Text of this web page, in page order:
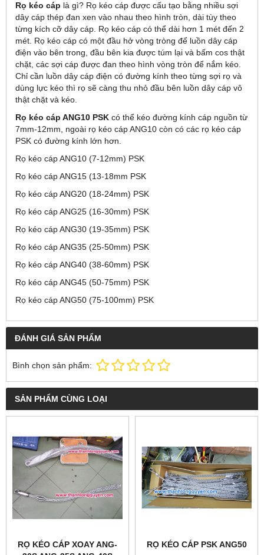
Rọ kéo cáp là gì? Rọ kéo cáp được cấu tạo bằng nhiều sợi
dây cáp thép đan xen vào nhau theo hình tròn, dài tùy theo
từng kích cỡ dây cáp. Rọ kéo cáp có thể dài hơn 1 mét đến 2
mét. Rọ kéo cáp có một đầu hở vòng tròng để luồn dây cáp
điện vào bên trong, đầu bên kia được túm lại và bấm cos thật
chặt, các sợi cáp được đan theo hình vòng tròn để nắm kéo.
Chỉ cần luồn dây cáp điện có đường kính theo từng sợi rọ và
dùng lực kéo thì rọ sẽ càng thu nhỏ đầu bên luồn dây cáp vô
thật chặt và kéo.
Rọ kéo cáp ANG10 PSK có thể kéo đường kính cáp nguồn từ
7mm-12mm, ngoài rọ kéo cáp ANG10 còn có các rọ kéo cáp
PSK có đường kính lớn hơn.
Rọ kéo cáp ANG10 (7-12mm) PSK
Rọ kéo cáp ANG15 (13-18mm PSK
Rọ kéo cáp ANG20 (18-24mm) PSK
Rọ kéo cáp ANG25 (16-30mm) PSK
Rọ kéo cáp ANG30 (19-35mm) PSK
Rọ kéo cáp ANG35 (25-50mm) PSK
Rọ kéo cáp ANG40 (38-60mm) PSK
Rọ kéo cáp ANG45 (50-75mm) PSK
Rọ kéo cáp ANG50 (75-100mm) PSK
ĐÁNH GIÁ SẢN PHẨM
Bình chọn sản phẩm:
SẢN PHẨM CÙNG LOẠI
RỌ KÉO CÁP XOAY ANG-
RỌ KÉO CÁP PSK ANG50